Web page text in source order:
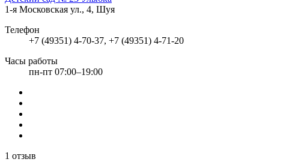
1-я Московская ул., 4, Шуя
Телефон
+7 (49351) 4-70-37, +7 (49351) 4-71-20
Часы работы
пн-пт 07:00–19:00
1 отзыв